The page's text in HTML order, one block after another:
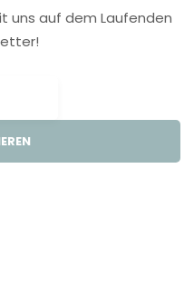
uns auf dem Laufenden